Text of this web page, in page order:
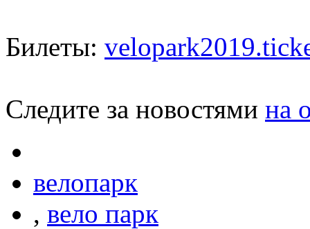
Билеты:
Следите за новостями на
велопарк
, вело парк